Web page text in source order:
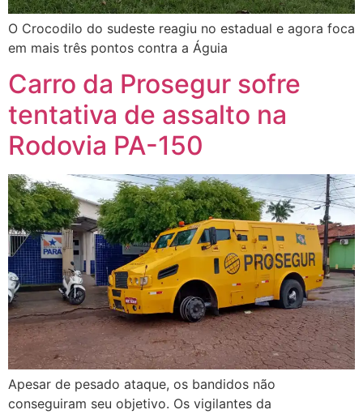
O Crocodilo do sudeste reagiu no estadual e agora foca
em mais três pontos contra a Águia
Carro da Prosegur sofre
tentativa de assalto na
Rodovia PA-150
Apesar de pesado ataque, os bandidos não
conseguiram seu objetivo. Os vigilantes da